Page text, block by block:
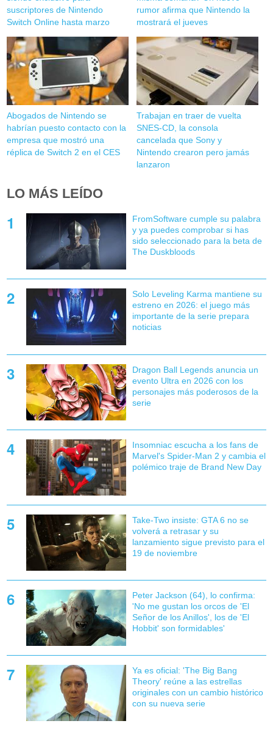
suscriptores de Nintendo
Switch Online hasta marzo
rumor afirma que Nintendo la
mostrará el jueves
Abogados de Nintendo se
habrían puesto contacto con la
empresa que mostró una
réplica de Switch 2 en el CES
Trabajan en traer de vuelta
SNES-CD, la consola
cancelada que Sony y
Nintendo crearon pero jamás
lanzaron
LO MÁS LEÍDO
FromSoftware cumple su palabra
y ya puedes comprobar si has
sido seleccionado para la beta de
The Duskbloods
Solo Leveling Karma mantiene su
estreno en 2026: el juego más
importante de la serie prepara
noticias
Dragon Ball Legends anuncia un
evento Ultra en 2026 con los
personajes más poderosos de la
serie
Insomniac escucha a los fans de
Marvel's Spider-Man 2 y cambia el
polémico traje de Brand New Day
Take-Two insiste: GTA 6 no se
volverá a retrasar y su
lanzamiento sigue previsto para el
19 de noviembre
Peter Jackson (64), lo confirma:
'No me gustan los orcos de 'El
Señor de los Anillos', los de 'El
Hobbit' son formidables'
Ya es oficial: 'The Big Bang
Theory' reúne a las estrellas
originales con un cambio histórico
con su nueva serie